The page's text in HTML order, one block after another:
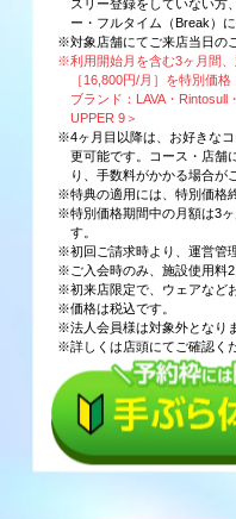
スリー登録をしていない方
ー・フルタイム（Break）
※対象店舗にてご来店当日の
※利用開始月を含む3ヶ月間
［16,800円/月］を特別価
ブランド：LAVA・Rintosull
UPPER 9＞
※4ヶ月目以降は、お好きな
更可能です。コース・店舗
り、手数料がかかる場合が
※特典の適用には、特別価格
※特別価格期間中の月額は3
す。
※初回ご請求時より、運営管
※ご入会時のみ、施設使用料
※初来店限定で、ウェアなど
※価格は税込です。
※法人会員様は対象外となり
※詳しくは店頭にてご確認く